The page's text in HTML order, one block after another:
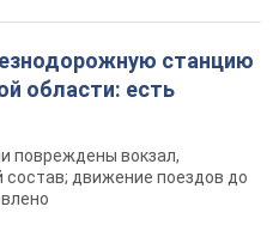
станцию
области: есть
повреждены вокзал,
движение поездов до